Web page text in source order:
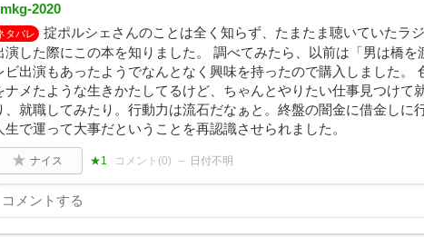
2020
タバレ
掟ポルシェさんのことは全く知らず、たまたま聴いていたラ
演した際にこの本を知りました。 調べてみたら、以前は「男は橋を
ビ出演もあったようでなんとなく興味を持ったので購入しました。
ナメたような生きかたしてるけど、ちゃんとやりたい仕事見つけて
、就職してみたり。行動力は流石だなぁと。終盤の闇金に借金しに
生で運って大事だということを再認識させられました。
ナイス ★1 コメント(0) 日付不明